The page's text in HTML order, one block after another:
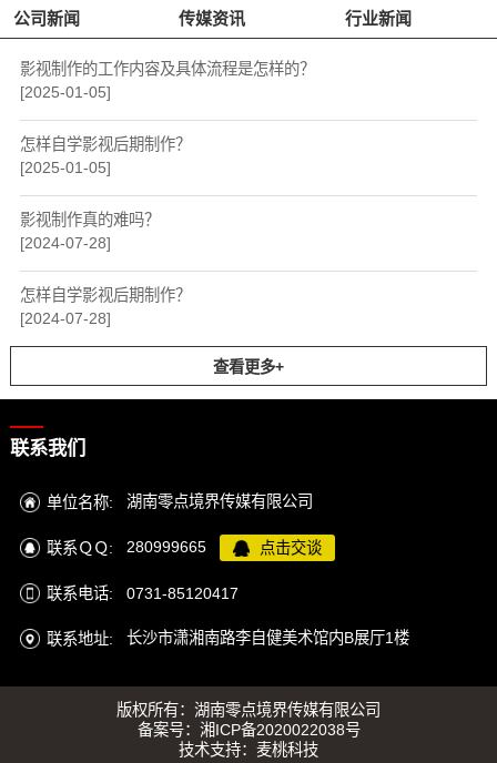
公司新闻 传媒资讯 行业新闻
影视制作的工作内容及具体流程是怎样的？
[2025-01-05]
怎样自学影视后期制作？
[2025-01-05]
影视制作真的难吗？
[2024-07-28]
怎样自学影视后期制作？
[2024-07-28]
查看更多+
联系我们
单位名称: 湖南零点境界传媒有限公司
联系ＱＱ: 280999665 点击交谈
联系电话: 0731-85120417
联系地址: 长沙市潇湘南路李自健美术馆内B展厅1楼
版权所有：湖南零点境界传媒有限公司
备案号： 湘ICP备2020022038号
技术支持： 麦桃科技